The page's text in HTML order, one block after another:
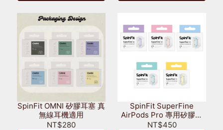
SpinFit OMNI 矽膠耳塞 真
無線耳機適用
NT$280
SpinFit SuperFine
AirPods Pro 專用矽膠耳
塞 一代二代適用
NT$450